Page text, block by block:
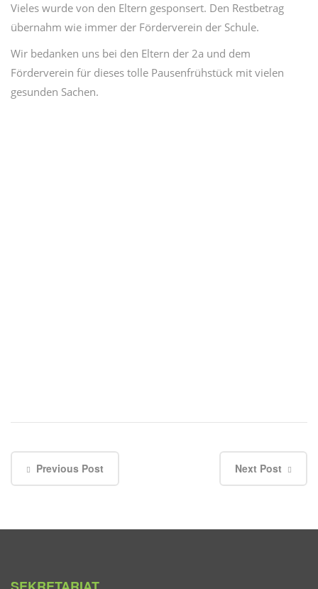
Vieles wurde von den Eltern gesponsert. Den Restbetrag
übernahm wie immer der Förderverein der Schule.
Wir bedanken uns bei den Eltern der 2a und dem
Förderverein für dieses tolle Pausenfrühstück mit vielen
gesunden Sachen.
Previous Post Next Post